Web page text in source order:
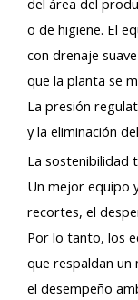
del área del
o de higiene. El
con drenaje
que la planta se
La presión
y la eliminación
La sostenibilidad
Un mejor equipo
recortes, el
Por lo tanto, los
que respaldan
el desempeño